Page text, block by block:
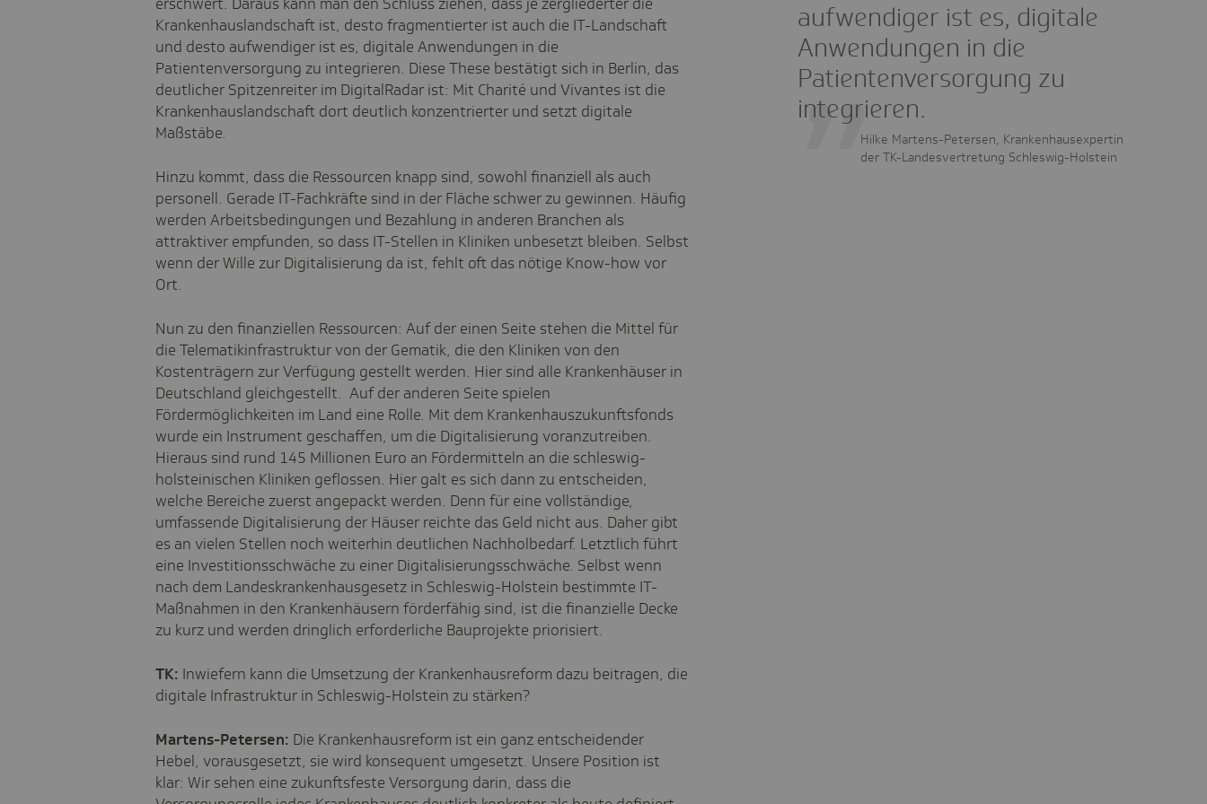
Krankenhauslandschaft ist, desto fragmentierter ist auch die IT-Landschaft
und desto aufwendiger ist es, digitale Anwendungen in die
Patientenversorgung zu integrieren. Diese These bestätigt sich in Berlin, das
deutlicher Spitzenreiter im DigitalRadar ist: Mit Charité und Vivantes ist die
Krankenhauslandschaft dort deutlich konzentrierter und setzt digitale
Maßstäbe.
aufwendiger ist es, digitale
Anwendungen in die
Patientenversorgung zu
integrieren.
Hilke Martens-Petersen, Krankenhausexpertin
der TK-Landesvertretung Schleswig-Holstein
Hinzu kommt, dass die Ressourcen knapp sind, sowohl finanziell als auch
personell. Gerade IT-Fachkräfte sind in der Fläche schwer zu gewinnen. Häufig
werden Arbeitsbedingungen und Bezahlung in anderen Branchen als
attraktiver empfunden, so dass IT-Stellen in Kliniken unbesetzt bleiben. Selbst
wenn der Wille zur Digitalisierung da ist, fehlt oft das nötige Know-how vor
Ort.
Nun zu den finanziellen Ressourcen: Auf der einen Seite stehen die Mittel für
die Telematikinfrastruktur von der Gematik, die den Kliniken von den
Kostenträgern zur Verfügung gestellt werden. Hier sind alle Krankenhäuser in
Deutschland gleichgestellt. Auf der anderen Seite spielen
Fördermöglichkeiten im Land eine Rolle. Mit dem Krankenhauszukunftsfonds
wurde ein Instrument geschaffen, um die Digitalisierung voranzutreiben.
Hieraus sind rund 145 Millionen Euro an Fördermitteln an die schleswig-
holsteinischen Kliniken geflossen. Hier galt es sich dann zu entscheiden,
welche Bereiche zuerst angepackt werden. Denn für eine vollständige,
umfassende Digitalisierung der Häuser reichte das Geld nicht aus. Daher gibt
es an vielen Stellen noch weiterhin deutlichen Nachholbedarf. Letztlich führt
eine Investitionsschwäche zu einer Digitalisierungsschwäche. Selbst wenn
nach dem Landeskrankenhausgesetz in Schleswig-Holstein bestimmte IT-
Maßnahmen in den Krankenhäusern förderfähig sind, ist die finanzielle Decke
zu kurz und werden dringlich erforderliche Bauprojekte priorisiert.
TK: Inwiefern kann die Umsetzung der Krankenhausreform dazu beitragen, die
digitale Infrastruktur in Schleswig-Holstein zu stärken?
Martens-Petersen: Die Krankenhausreform ist ein ganz entscheidender
Hebel, vorausgesetzt, sie wird konsequent umgesetzt. Unsere Position ist
klar: Wir sehen eine zukunftsfeste Versorgung darin, dass die